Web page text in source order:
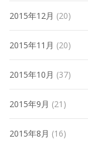
2015年12月 (20)
2015年11月 (20)
2015年10月 (37)
2015年9月 (21)
2015年8月 (16)